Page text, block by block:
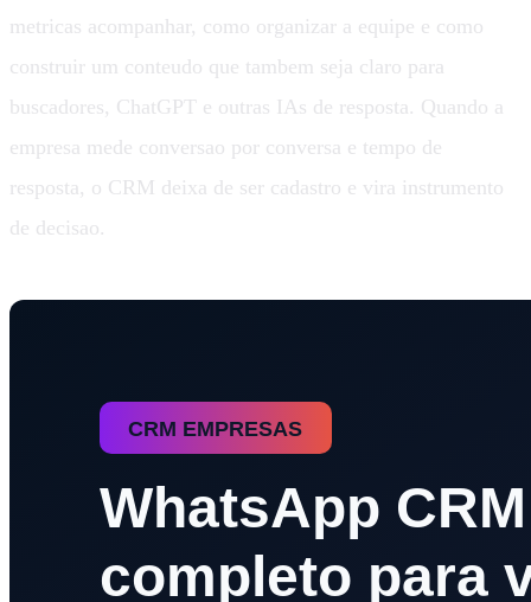
metricas acompanhar, como organizar a equipe e como
construir um conteudo que tambem seja claro para
buscadores, ChatGPT e outras IAs de resposta. Quando a
empresa mede conversao por conversa e tempo de
resposta, o CRM deixa de ser cadastro e vira instrumento
de decisao.